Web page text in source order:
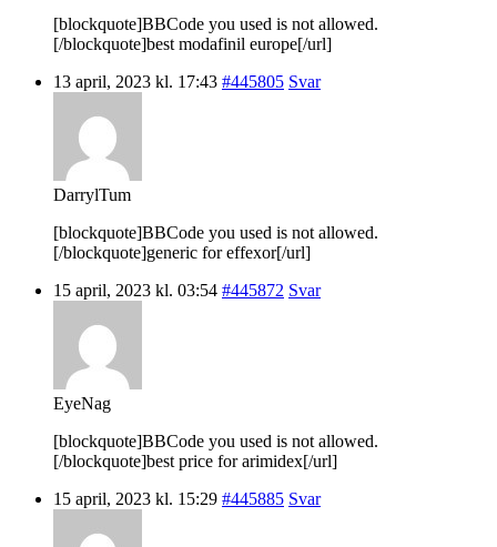
[blockquote]BBCode you used is not allowed.
[/blockquote]best modafinil europe[/url]
13 april, 2023 kl. 17:43 #445805 Svar
DarrylTum
[blockquote]BBCode you used is not allowed.
[/blockquote]generic for effexor[/url]
15 april, 2023 kl. 03:54 #445872 Svar
EyeNag
[blockquote]BBCode you used is not allowed.
[/blockquote]best price for arimidex[/url]
15 april, 2023 kl. 15:29 #445885 Svar